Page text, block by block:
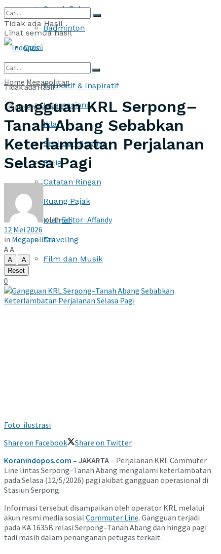
Sepak Bola
Badminton
Opini
Edukatif & Inspiratif
Internasional
Iklan
Seni dan Budaya
Religi
Catatan Ringan
Ruang Pajak
Kuliner
Traveling
Film dan Musik
Tidak ada Hasil
Lihat semua hasil
Tidak ada Hasil
Lihat semua hasil
Home Megapolitan
Gangguan KRL Serpong–
Tanah Abang Sebabkan
Keterlambatan Perjalanan
Selasa Pagi
olehEditor : Affandy
12 Mei 2026
in Megapolitan
AA
A
A
Reset
0
Foto: ilustrasi
Share on Facebook
Share on Twitter
Koranindopos.com – JAKARTA– Perjalanan KRL Commuter
Line lintas Serpong–Tanah Abang mengalami keterlambatan
pada Selasa (12/5/2026) pagi akibat gangguan operasional di
Stasiun Serpong.
Informasi tersebut disampaikan oleh operator KRL melalui
akun resmi media sosial Commuter Line. Gangguan terjadi
pada KA 1635B relasi Serpong–Tanah Abang dan hingga pagi
tadi masih dalam penanganan petugas terkait.